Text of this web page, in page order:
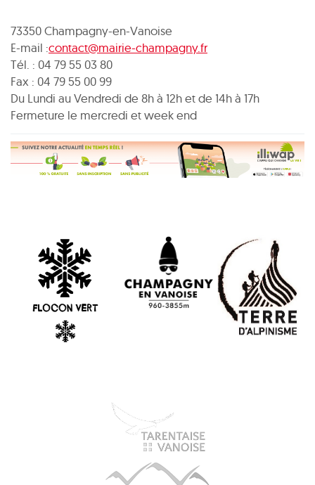
73350 Champagny-en-Vanoise
E-mail :contact@mairie-champagny.fr
Tél. : 04 79 55 03 80
Fax : 04 79 55 00 99
Du Lundi au Vendredi de 8h à 12h et de 14h à 17h
Fermeture le mercredi et week end